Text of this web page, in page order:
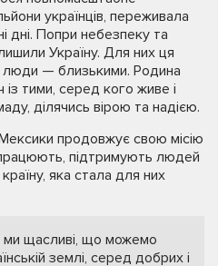
українців, переживала
дні. Попри небезпеку та
Україну. Для них ця
люди — близькими. Родина
тими, серед кого живе і
ділячись вірою та надією.
продовжує свою місію
працюють, підтримують людей
яка стала для них
щасливі, що можемо
землі, серед добрих і